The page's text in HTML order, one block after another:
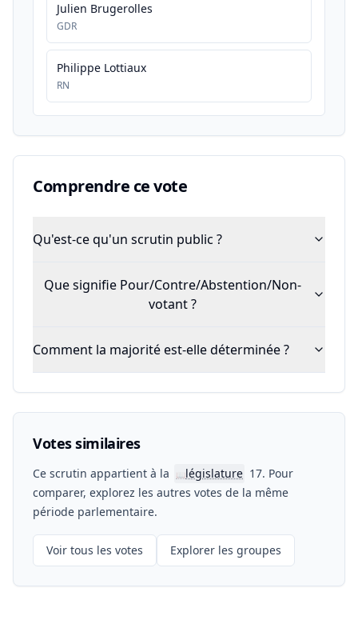
Julien Brugerolles
GDR
Philippe Lottiaux
RN
Comprendre ce vote
Qu'est-ce qu'un scrutin public ?
Que signifie Pour/Contre/Abstention/Non-
votant ?
Comment la majorité est-elle déterminée ?
Votes similaires
Ce scrutin appartient à la 📖législature 17. Pour
comparer, explorez les autres votes de la même
période parlementaire.
Voir tous les votes Explorer les groupes